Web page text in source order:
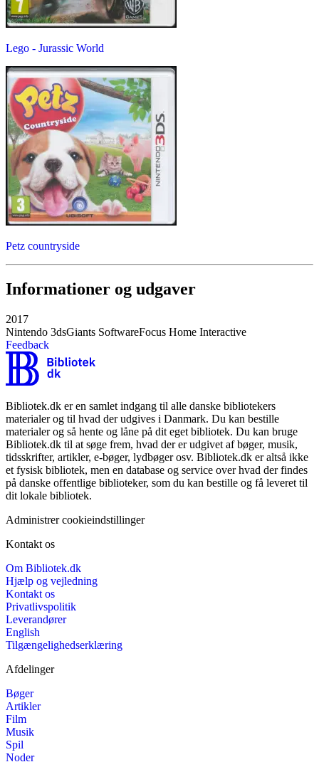
Lego - Jurassic World
Petz countryside
Informationer og udgaver
2017
Nintendo 3dsGiants SoftwareFocus Home Interactive
Feedback
Bibliotek.dk er en samlet indgang til alle danske bibliotekers
materialer og til hvad der udgives i Danmark. Du kan bestille
materialer og så hente og låne på dit eget bibliotek. Du kan bruge
Bibliotek.dk til at søge frem, hvad der er udgivet af bøger, musik,
tidsskrifter, artikler, e-bøger, lydbøger osv. Bibliotek.dk er altså ikke
et fysisk bibliotek, men en database og service over hvad der findes
på danske offentlige biblioteker, som du kan bestille og få leveret til
dit lokale bibliotek.
Administrer cookieindstillinger
Kontakt os
Om Bibliotek.dk
Hjælp og vejledning
Kontakt os
Privatlivspolitik
Leverandører
English
Tilgængelighedserklæring
Afdelinger
Bøger
Artikler
Film
Musik
Spil
Noder